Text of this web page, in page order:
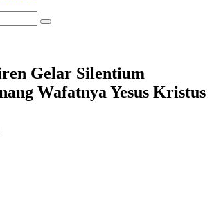
Gelar Silentium
Wafatnya Yesus Kristus